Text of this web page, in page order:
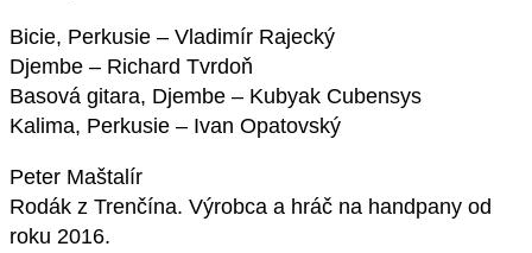
Bicie, Perkusie – Vladimír Rajecký
Djembe – Richard Tvrdoň
Basová gitara, Djembe – Kubyak Cubensys
Kalima, Perkusie – Ivan Opatovský
Peter Maštalír
Rodák z Trenčína. Výrobca a hráč na handpany od
roku 2016.